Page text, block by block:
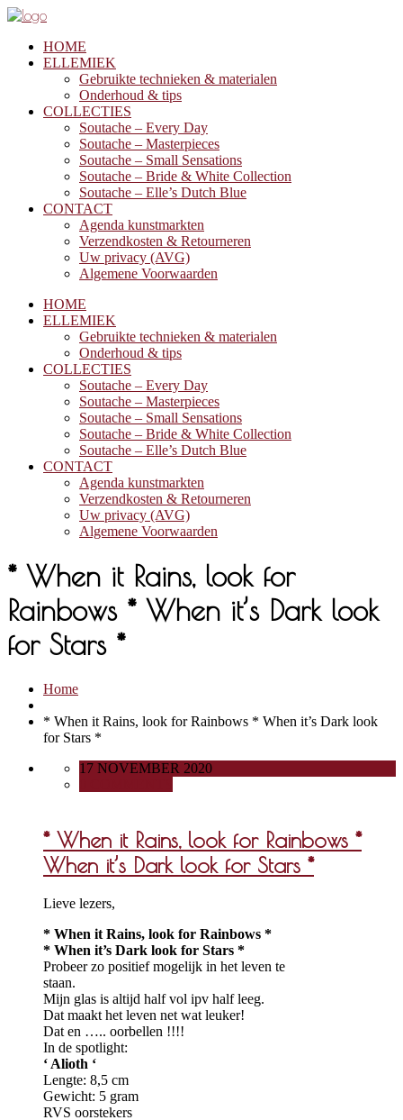
HOME
ELLEMIEK
Gebruikte technieken & materialen
Onderhoud & tips
COLLECTIES
Soutache – Every Day
Soutache – Masterpieces
Soutache – Small Sensations
Soutache – Bride & White Collection
Soutache – Elle’s Dutch Blue
CONTACT
Agenda kunstmarkten
Verzendkosten & Retourneren
Uw privacy (AVG)
Algemene Voorwaarden
HOME
ELLEMIEK
Gebruikte technieken & materialen
Onderhoud & tips
COLLECTIES
Soutache – Every Day
Soutache – Masterpieces
Soutache – Small Sensations
Soutache – Bride & White Collection
Soutache – Elle’s Dutch Blue
CONTACT
Agenda kunstmarkten
Verzendkosten & Retourneren
Uw privacy (AVG)
Algemene Voorwaarden
* When it Rains, look for
Rainbows * When it’s Dark look
for Stars *
Home
* When it Rains, look for Rainbows * When it’s Dark look
for Stars *
17 NOVEMBER 2020
* When it Rains, look for Rainbows *
When it’s Dark look for Stars *
Lieve lezers,
* When it Rains, look for Rainbows *
* When it’s Dark look for Stars *
Probeer zo positief mogelijk in het leven te
staan.
Mijn glas is altijd half vol ipv half leeg.
Dat maakt het leven net wat leuker!
Dat en ….. oorbellen !!!!
In de spotlight:
‘ Alioth ‘
Lengte: 8,5 cm
Gewicht: 5 gram
RVS oorstekers